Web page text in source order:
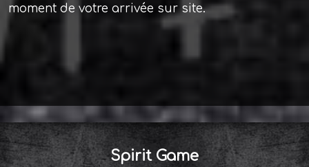
moment de votre arrivée sur site.
Spirit Game